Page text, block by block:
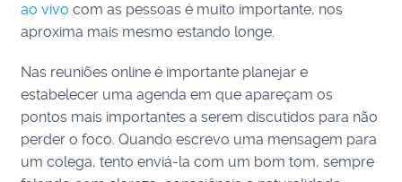
ao vivo com as pessoas é muito importante, nos
aproxima mais mesmo estando longe.
Nas reuniões online é importante planejar e
estabelecer uma agenda em que apareçam os
pontos mais importantes a serem discutidos para não
perder o foco. Quando escrevo uma mensagem para
um colega, tento enviá-la com um bom tom, sempre